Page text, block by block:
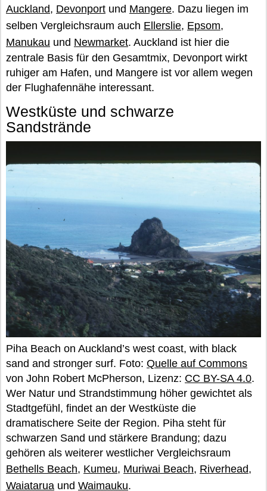
Auckland, Devonport und Mangere. Dazu liegen im
selben Vergleichsraum auch Ellerslie, Epsom,
Manukau und Newmarket. Auckland ist hier die
zentrale Basis für den Gesamtmix, Devonport wirkt
ruhiger am Hafen, und Mangere ist vor allem wegen
der Flughafennähe interessant.
Westküste und schwarze
Sandstrände
Piha Beach on Auckland’s west coast, with black
sand and stronger surf. Foto: Quelle auf Commons
von John Robert McPherson, Lizenz: CC BY-SA 4.0.
Wer Natur und Strandstimmung höher gewichtet als
Stadtgefühl, findet an der Westküste die
dramatischere Seite der Region. Piha steht für
schwarzen Sand und stärkere Brandung; dazu
gehören als weiterer westlicher Vergleichsraum
Bethells Beach, Kumeu, Muriwai Beach, Riverhead,
Waiatarua und Waimauku.